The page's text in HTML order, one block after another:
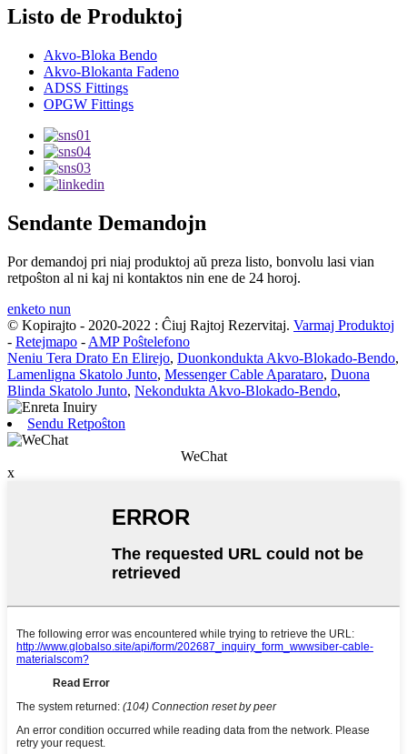
Listo de Produktoj
Akvo-Bloka Bendo
Akvo-Blokanta Fadeno
ADSS Fittings
OPGW Fittings
Sendante Demandojn
Por demandoj pri niaj produktoj aŭ preza listo, bonvolu lasi vian
retpoŝton al ni kaj ni kontaktos nin ene de 24 horoj.
enketo nun
© Kopirajto - 2020-2022 : Ĉiuj Rajtoj Rezervitaj. Varmaj Produktoj
- Retejmapo - AMP Poŝtelefono
Neniu Tera Drato En Elirejo, Duonkondukta Akvo-Blokado-Bendo,
Lamenligna Skatolo Junto, Messenger Cable Aparataro, Duona
Blinda Skatolo Junto, Nekondukta Akvo-Blokado-Bendo,
Sendu Retpoŝton
WeChat
x